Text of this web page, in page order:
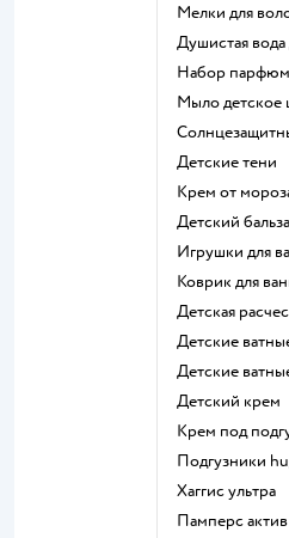
мелки для
душистая
набор
мыло детское
детские тени
крем от
детский
игрушки для
коврик для
детская
детские
детские
детский крем
крем под
подгузники
хаггис ультра
памперс